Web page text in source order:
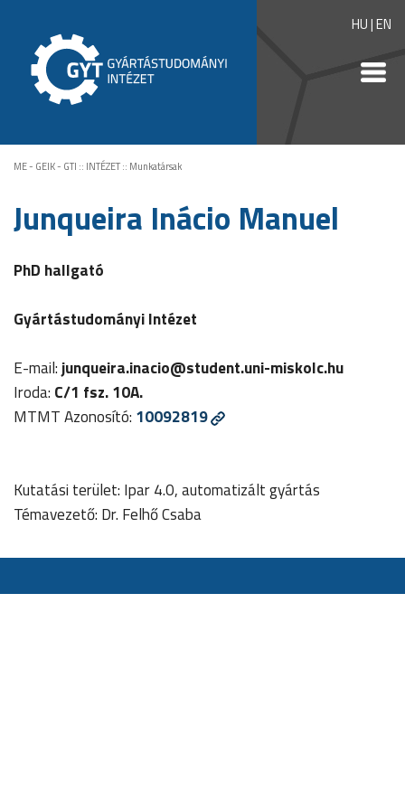
HU|EN
ME - GEIK - GTI :: INTÉZET:: Munkatársak
Junqueira Inácio Manuel
PhD hallgató
Gyártástudományi Intézet
E-mail:junqueira.inacio@student.uni-miskolc.hu
Iroda: C/1 fsz. 10A.
MTMT Azonosító: 10092819
Kutatási terület: Ipar 4.0, automatizált gyártás
Témavezető: Dr. Felhő Csaba